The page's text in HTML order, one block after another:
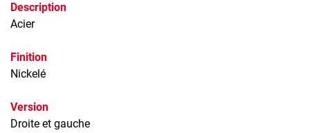
Description
Acier
Finition
Nickelé
Version
Droite et gauche